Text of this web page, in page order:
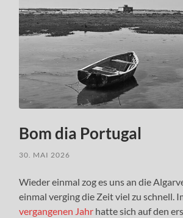
Bom dia Portugal
30. MAI 2026
Wieder einmal zog es uns an die
einmal verging die Zeit viel zu schnell.
vergangenen Jahr hatte sich auf den